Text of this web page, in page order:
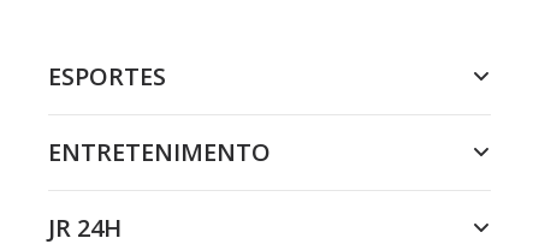
ESPORTES
ENTRETENIMENTO
JR 24H